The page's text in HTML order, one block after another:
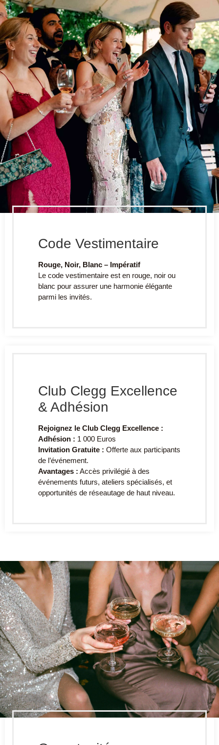
Code Vestimentaire
Rouge, Noir, Blanc – Impératif
Le code vestimentaire est en rouge, noir ou
blanc pour assurer une harmonie élégante
parmi les invités.
Club Clegg Excellence
& Adhésion
Rejoignez le Club Clegg Excellence :
Adhésion : 1 000 Euros
Invitation Gratuite : Offerte aux participants
de l’événement.
Avantages : Accès privilégié à des
événements futurs, ateliers spécialisés, et
opportunités de réseautage de haut niveau.